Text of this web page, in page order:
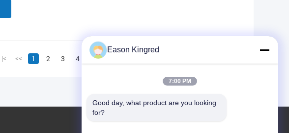
|< << 1 2 3 4 5 >>
Eason Kingred
7:00 PM
Good day, what product are you looking
for?